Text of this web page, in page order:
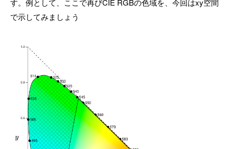
す。例として、ここで再びCIE RGBの色域を、今回はxy空間
で示してみましょう